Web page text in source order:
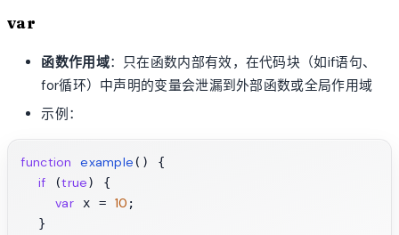
var
函数作用域：只在函数内部有效，在代码块（如if语句、
for循环）中声明的变量会泄漏到外部函数或全局作用域
示例：
function example ( ) {
if (true) {
var x = 10 ;
  }